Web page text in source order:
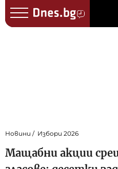
Новини Избори 2026
Мащабни акции